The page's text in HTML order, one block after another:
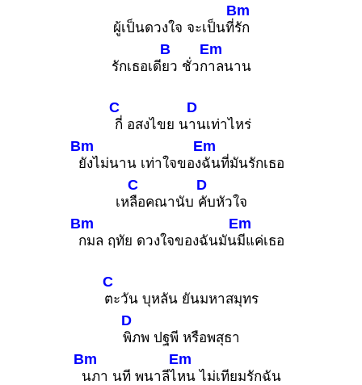
ผู้เป็นดวงใจ จะเป็นที่
Bm
รัก
รักเธอเดี
B
ยว ชั่วก
Em
าลนาน
C
กี่ อสงไขย น
D
านเท่าไหร่
Bm
ยังไม่นาน เท่าใจของ
Em
ฉันที่มันรักเธอ
เห
C
ลือคณานับ
D
คับหัวใจ
Bm
กมล ฤทัย ดวงใจของฉันมัน
Em
มีแค่เธอ
C
ตะวัน บุหลัน ยันมหาสมุทร
D
พิภพ ปฐพี หรือพสุธา
Bm
นภา นที พนาลีไ
Em
หน ไม่เทียมรักฉัน